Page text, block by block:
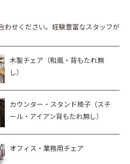
わせください。経験豊富なスタッフが
木製チェア（和風・背もたれ無
し）
カウンター・スタンド椅子（スチ
ール・アイアン背もたれ無し）
オフィス・業務用チェア